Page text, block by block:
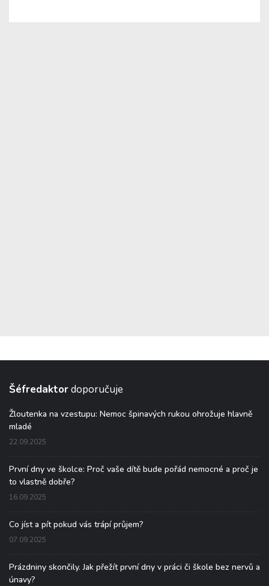
Šéfredaktordoporučuje
Žloutenka na vzestupu: Nemoc špinavých rukou ohrožuje hlavně
mladé
22.09.2025
První dny ve školce: Proč vaše dítě bude pořád nemocné a proč je
to vlastně dobře?
16.09.2025
Co jíst a pít pokud vás trápí průjem?
07.09.2025
Prázdniny skončily. Jak přežít první dny v práci či škole bez nervů a
únavy?